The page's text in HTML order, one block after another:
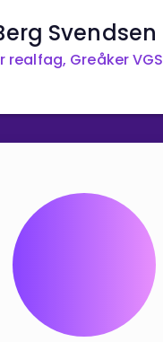
Svendsen
realfag, Greåker VGS